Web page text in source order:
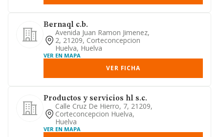
Bernaql c.b.
Avenida Juan Ramon Jimenez,
2, 21209, Corteconcepcion
Huelva, Huelva
VER EN MAPA
VER FICHA
Productos y servicios hl s.c.
Calle Cruz De Hierro, 7, 21209,
Corteconcepcion Huelva,
Huelva
VER EN MAPA